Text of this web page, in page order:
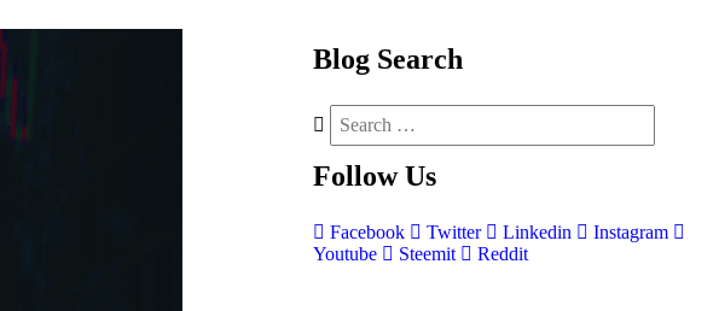
Blog Search
Follow Us
Facebook Twitter Linkedin
Instagram
Youtube
Steemit Reddit